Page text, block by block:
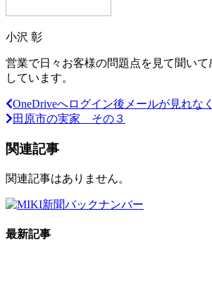
小沢 彰
営業で日々お客様の問題点を見て聞い
しています。
OneDriveへログイン後メールが見れな
田原市の実家 その３
関連記事
関連記事はありません。
最新記事